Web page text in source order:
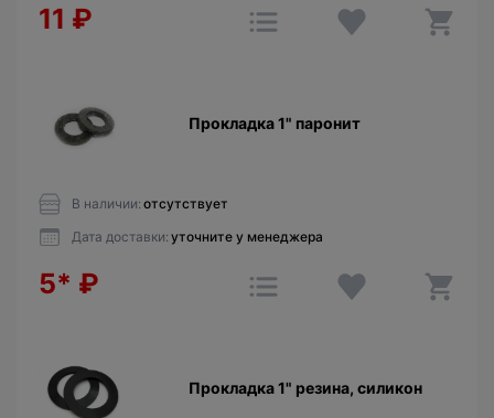
11 ₽
Прокладка 1" паронит
В наличии: отсутствует
Дата доставки: уточните у менеджера
5* ₽
Прокладка 1" резина, силикон